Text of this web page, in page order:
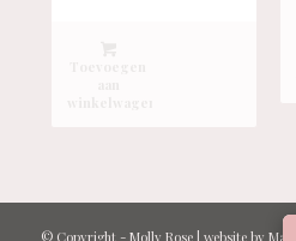
© Copyright - Molly Rose| website by